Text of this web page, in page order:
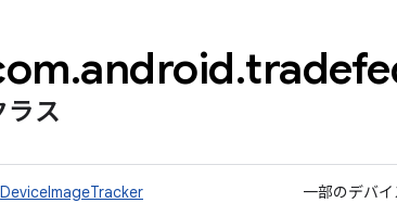
.android.
ラス
DeviceImageTracker
一部のデバ